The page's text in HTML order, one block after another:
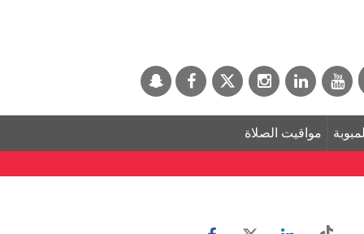
مواقيت الصلاة